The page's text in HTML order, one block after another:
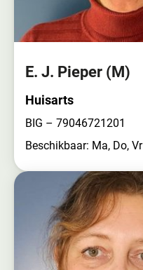
E. J. Pieper (M)
Huisarts
BIG – 79046721201
Beschikbaar: Ma, Do, Vr